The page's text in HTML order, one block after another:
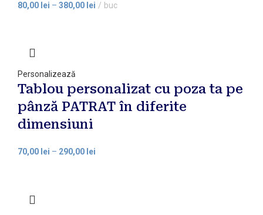
80,00 lei – 380,00 lei buc
Personalizează
Tablou personalizat cu poza ta pe
pânză PATRAT în diferite
dimensiuni
70,00 lei – 290,00 lei